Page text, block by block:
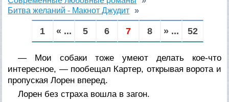
Битва желаний - Макнот Джудит
1 « ... 5 6 7 8 » ... 52
— Мои собаки тоже умеют делать кое-что
интересное, — пообещал Картер, открывая ворота и
пропуская Лорен вперед.
Лорен без страха вошла в загон.